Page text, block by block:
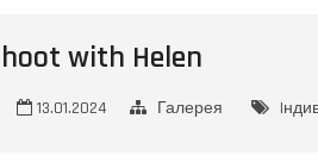
with Helen
13.01.2024 Галерея